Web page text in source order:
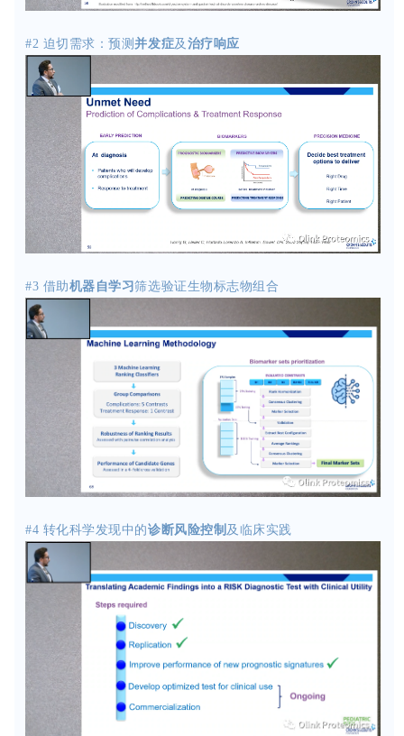
#2 迫切需求：预测并发症及 治疗响应
#3 借助机器自学习筛选验证生物标志物组合
#4 转化科学发现中 的诊断风险控制 及临床实践